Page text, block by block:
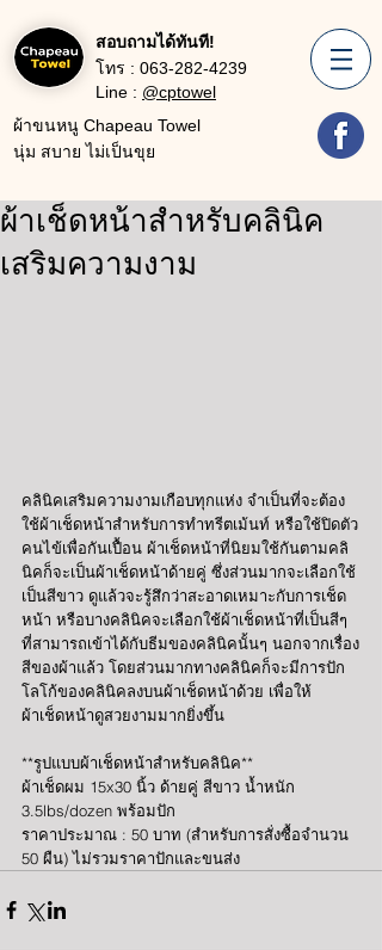
สอบถามได้ทันที!
โทร : 063-282-4239
Line : @cptowel
ผ้าขนหนู Chapeau Towel
นุ่ม สบาย ไม่เป็นขุย
ผ้าเช็ดหน้าสำหรับคลินิค
เสริมความงาม
คลินิคเสริมความงามเกือบทุกแห่ง จำเป็นที่จะต้อง
ใช้ผ้าเช็ดหน้าสำหรับการทำทรีตเม้นท์ หรือใช้ปิดตัว
คนไข้เพื่อกันเปื้อน ผ้าเช็ดหน้าที่นิยมใช้กันตามคลิ
นิคก็จะเป็นผ้าเช็ดหน้าด้ายคู่ ซึ่งส่วนมากจะเลือกใช้
เป็นสีขาว ดูแล้วจะรู้สึกว่าสะอาดเหมาะกับการเช็ด
หน้า หรือบางคลินิคจะเลือกใช้ผ้าเช็ดหน้าที่เป็นสีๆ
ที่สามารถเข้าได้กับธีมของคลินิคนั้นๆ นอกจากเรื่อง
สีของผ้าแล้ว โดยส่วนมากทางคลินิคก็จะมีการปัก
โลโก้ของคลินิคลงบนผ้าเช็ดหน้าด้วย เพื่อให้
ผ้าเช็ดหน้าดูสวยงามมากยิ่งขึ้น
**รูปแบบผ้าเช็ดหน้าสำหรับคลินิค**
ผ้าเช็ดผม 15x30 นิ้ว ด้ายคู่ สีขาว น้ำหนัก
3.5lbs/dozen พร้อมปัก
ราคาประมาณ : 50 บาท (สำหรับการสั่งซื้อจำนวน
50 ผืน) ไม่รวมราคาปักและขนส่ง